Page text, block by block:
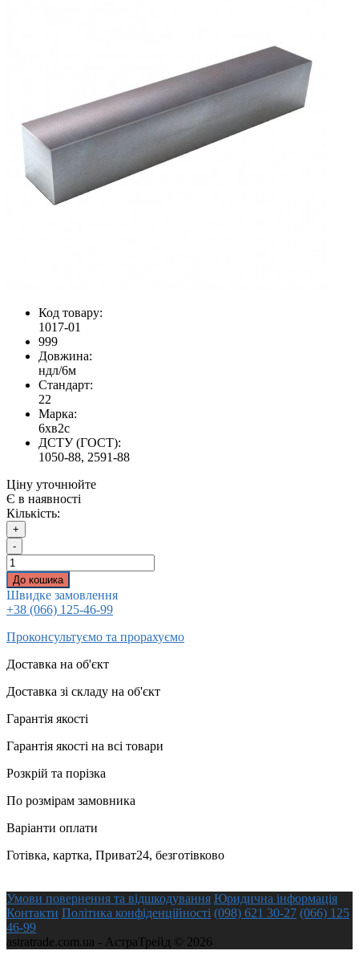
Код товару:
1017-01
999
Довжина:
ндл/6м
Стандарт:
22
Марка:
6хв2с
ДСТУ (ГОСТ):
1050-88, 2591-88
Ціну уточнюйте
Є в наявності
Кількість:
+
-
До кошика
Швидке замовлення
+38 (066) 125-46-99
Проконсультуємо та прорахуємо
Доставка на об'єкт
Доставка зі складу на об'єкт
Гарантія якості
Гарантія якості на всі товари
Розкрій та порізка
По розмірам замовника
Варіанти оплати
Готівка, картка, Приват24, безготівково
Умови повернення та відшкодування Юридична інформація
Контакти Політика конфіденційності (098) 621 30-27 (066) 125
46-99
astratrade.com.ua - АстраТрейд © 2026